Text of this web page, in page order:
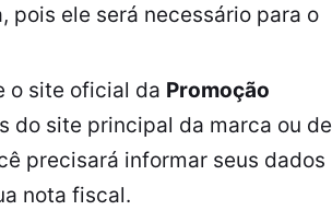
pois ele será necessário para o
o site oficial da Promoção
site principal da marca ou de
precisará informar seus dados
nota fiscal.